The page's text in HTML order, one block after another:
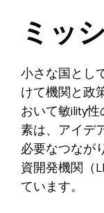
ミッ
小さな国とし
けて機関と政
おいて敏ility
素は、アイデ
必要なつなが
資開発機関（
ています。